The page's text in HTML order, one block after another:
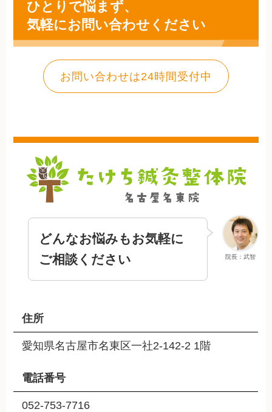
ひとりで悩まず、
気軽にお問い合わせください
お問い合わせは24時間受付中
院長：武智
どんなお悩みもお気軽に
ご相談ください
住所
愛知県名古屋市名東区一社2-142-2 1階
電話番号
052-753-7716